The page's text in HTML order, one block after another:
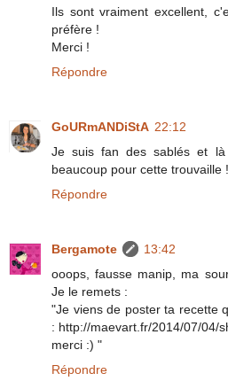
Ils sont vraiment excellent,
préfère !
Merci !
Répondre
GoURmANDiStA 22:12
Je suis fan des sablés et
beaucoup pour cette trouvaille
Répondre
Bergamote
13:42
ooops, fausse manip, ma
Je le remets :
"Je viens de poster ta recette
: http://maevart.fr/2014/07/04/
merci :) "
Répondre